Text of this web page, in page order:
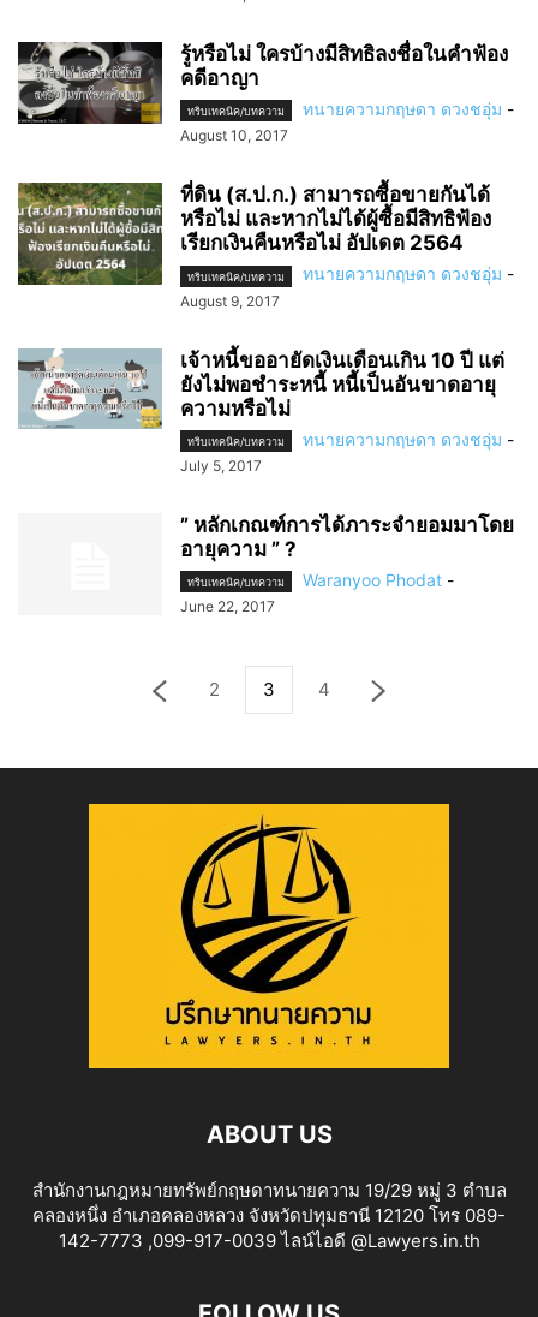
รู้หรือไม่ ใครบ้างมีสิทธิลงชื่อในคำฟ้อง
คดีอาญา
ทริบเทคนิค/บทความ ทนายความกฤษดา ดวงชอุ่ม -
August 10, 2017
ที่ดิน (ส.ป.ก.) สามารถซื้อขายกันได้
หรือไม่ และหากไม่ได้ผู้ซื้อมีสิทธิฟ้อง
เรียกเงินคืนหรือไม่ อัปเดต 2564
ทริบเทคนิค/บทความ ทนายความกฤษดา ดวงชอุ่ม -
August 9, 2017
เจ้าหนี้ขออายัดเงินเดือนเกิน 10 ปี แต่
ยังไม่พอชำระหนี้ หนี้เป็นอันขาดอายุ
ความหรือไม่
ทริบเทคนิค/บทความ ทนายความกฤษดา ดวงชอุ่ม -
July 5, 2017
” หลักเกณฑ์การได้ภาระจำยอมมาโดย
อายุความ ” ?
ทริบเทคนิค/บทความ Waranyoo Phodat -
June 22, 2017
2 3 4
ABOUT US
สำนักงานกฎหมายทรัพย์กฤษดาทนายความ 19/29 หมู่ 3 ตำบล
คลองหนึ่ง อำเภอคลองหลวง จังหวัดปทุมธานี 12120 โทร 089-
142-7773 ,099-917-0039 ไลน์ไอดี @Lawyers.in.th